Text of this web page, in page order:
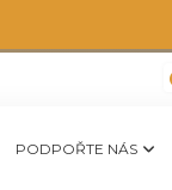
PODPOŘTE NÁS